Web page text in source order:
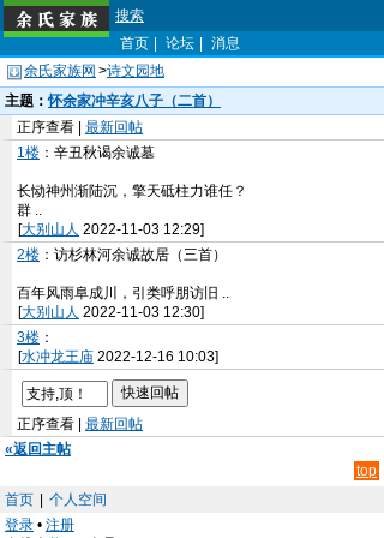
搜索
首页
论坛
消息
余氏家族网 >诗文园地
主题：怀余家冲辛亥八子（二首）
正序查看 | 最新回帖
1楼 ：辛丑秋谒余诚墓
长恸神州渐陆沉，擎天砥柱力谁任？
群 ..
[大别山人 2022-11-03 12:29]
2楼 ：访杉林河余诚故居（三首）
百年风雨阜成川，引类呼朋访旧 ..
[大别山人 2022-11-03 12:30]
3楼 ：
[水冲龙王庙 2022-12-16 10:03]
正序查看 | 最新回帖
«返回主帖
top
首页
个人空间
登录 • 注册